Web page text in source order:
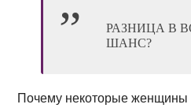
РАЗНИЦА В
ШАНС?
Почему некоторые женщины